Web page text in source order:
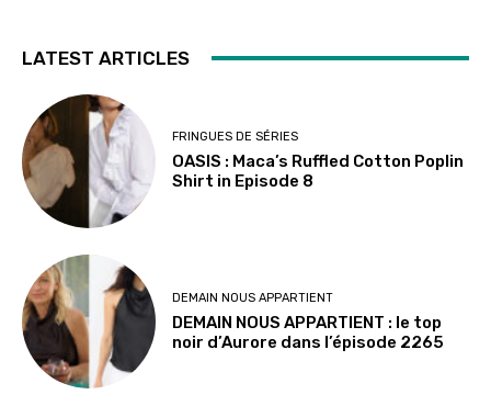
LATEST ARTICLES
FRINGUES DE SÉRIES
OASIS : Maca’s Ruffled Cotton Poplin
Shirt in Episode 8
DEMAIN NOUS APPARTIENT
DEMAIN NOUS APPARTIENT : le top
noir d’Aurore dans l’épisode 2265